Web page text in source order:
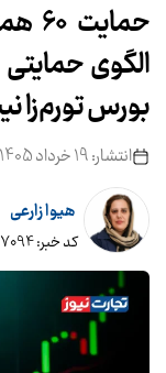
الگوی
بورس تورم‌زا
انتشار: 19 خرداد 1405 - 10:00
هیوا زارعی
کد خبر: 1277094